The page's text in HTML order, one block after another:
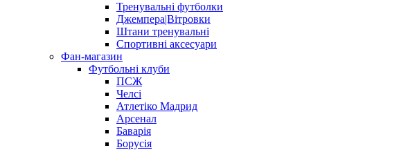
Тренувальні футболки
Джемпера|Вітровки
Штани тренувальні
Спортивні аксесуари
Фан-магазин
Футбольні клуби
ПСЖ
Челсі
Атлетіко Мадрид
Арсенал
Баварія
Борусія